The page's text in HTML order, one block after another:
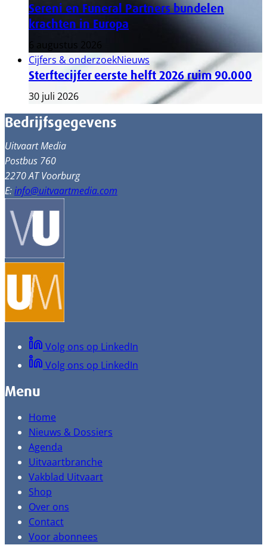
Sereni en Funeral Partners bundelen
krachten in Europa
6 augustus 2026
Cijfers & onderzoekNieuws
Sterftecijfer eerste helft 2026 ruim 90.000
30 juli 2026
Bedrijfsgegevens
Uitvaart Media
Postbus 760
2270 AT Voorburg
E:info@uitvaartmedia.com
Volg ons op LinkedIn
Volg ons op LinkedIn
Menu
Home
Nieuws & Dossiers
Agenda
Uitvaartbranche
Vakblad Uitvaart
Shop
Over ons
Contact
Voor abonnees